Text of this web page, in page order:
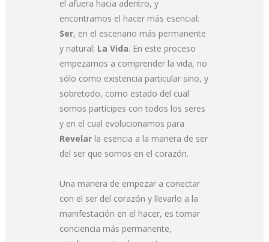
el afuera hacia adentro, y
encontramos el hacer más esencial:
Ser, en el escenario más permanente
y natural: La Vida. En este proceso
empezamos a comprender la vida, no
sólo como existencia particular sino, y
sobretodo, como estado del cual
somos partícipes con todos los seres
y en el cual evolucionamos para
Revelar la esencia a la manera de ser
del ser que somos en el corazón.
Una manera de empezar a conectar
con el ser del corazón y llevarlo a la
manifestación en el hacer, es tomar
conciencia más permanente,